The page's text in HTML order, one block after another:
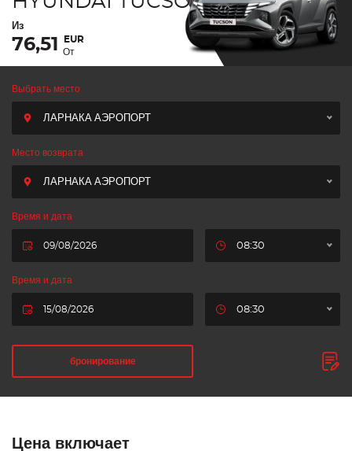
Из
76,51 EUR
От
Выбрать место
ЛАРНАКА АЭРОПОРТ
Место возврата
ЛАРНАКА АЭРОПОРТ
Время и дата
08:30
Время и дата
08:30
бронирование
Цена включает